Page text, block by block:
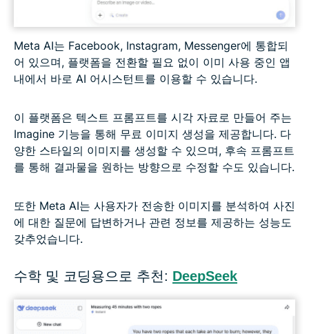
Meta AI는 Facebook, Instagram, Messenger에 통합되
어 있으며, 플랫폼을 전환할 필요 없이 이미 사용 중인 앱
내에서 바로 AI 어시스턴트를 이용할 수 있습니다.
이 플랫폼은 텍스트 프롬프트를 시각 자료로 만들어 주는
Imagine 기능을 통해 무료 이미지 생성을 제공합니다. 다
양한 스타일의 이미지를 생성할 수 있으며, 후속 프롬프트
를 통해 결과물을 원하는 방향으로 수정할 수도 있습니다.
또한 Meta AI는 사용자가 전송한 이미지를 분석하여 사진
에 대한 질문에 답변하거나 관련 정보를 제공하는 성능도
갖추었습니다.
수학 및 코딩용으로 추천: DeepSeek